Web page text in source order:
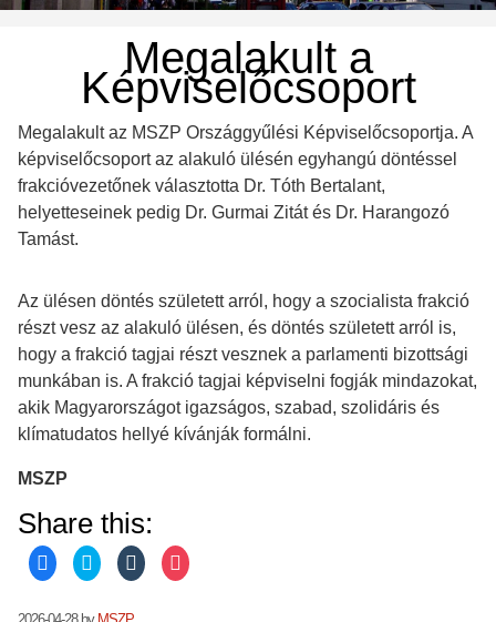
Megalakult a
Képviselőcsoport
Megalakult az MSZP Országgyűlési Képviselőcsoportja. A
képviselőcsoport az alakuló ülésén egyhangú döntéssel
frakcióvezetőnek választotta Dr. Tóth Bertalant,
helyetteseinek pedig Dr. Gurmai Zitát és Dr. Harangozó
Tamást.
Az ülésen döntés született arról, hogy a szocialista frakció
részt vesz az alakuló ülésen, és döntés született arról is,
hogy a frakció tagjai részt vesznek a parlamenti bizottsági
munkában is. A frakció tagjai képviselni fogják mindazokat,
akik Magyarországot igazságos, szabad, szolidáris és
klímatudatos hellyé kívánják formálni.
MSZP
Share this:
C
l
k
C
l
k
C
l
C
l